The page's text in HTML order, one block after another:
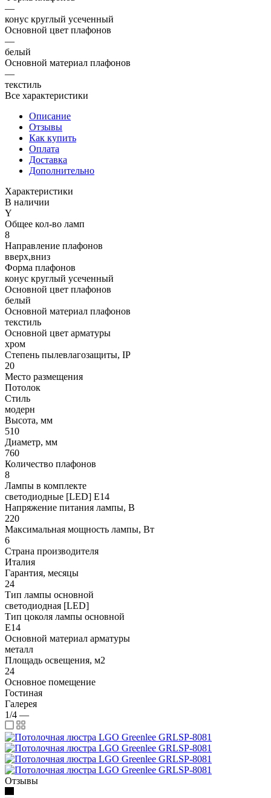
—
конус круглый усеченный
Основной цвет плафонов
—
белый
Основной материал плафонов
—
текстиль
Все характеристики
Описание
Отзывы
Как купить
Оплата
Доставка
Дополнительно
Характеристики
В наличии
Y
Общее кол-во ламп
8
Направление плафонов
вверх,вниз
Форма плафонов
конус круглый усеченный
Основной цвет плафонов
белый
Основной материал плафонов
текстиль
Основной цвет арматуры
хром
Степень пылевлагозащиты, IP
20
Место размещения
Потолок
Стиль
модерн
Высота, мм
510
Диаметр, мм
760
Количество плафонов
8
Лампы в комплекте
светодиодные [LED] E14
Напряжение питания лампы, В
220
Максимальная мощность лампы, Вт
6
Страна производителя
Италия
Гарантия, месяцы
24
Тип лампы основной
светодиодная [LED]
Тип цоколя лампы основной
E14
Основной материал арматуры
металл
Площадь освещения, м2
24
Основное помещение
Гостиная
Галерея
1/4 —
Отзывы